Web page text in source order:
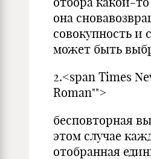
она
совокупность и
может быть
2.<span Times
бесповторная
этом случае
отобранная